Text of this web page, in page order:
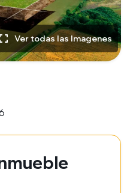
Ver todas las Imagenes